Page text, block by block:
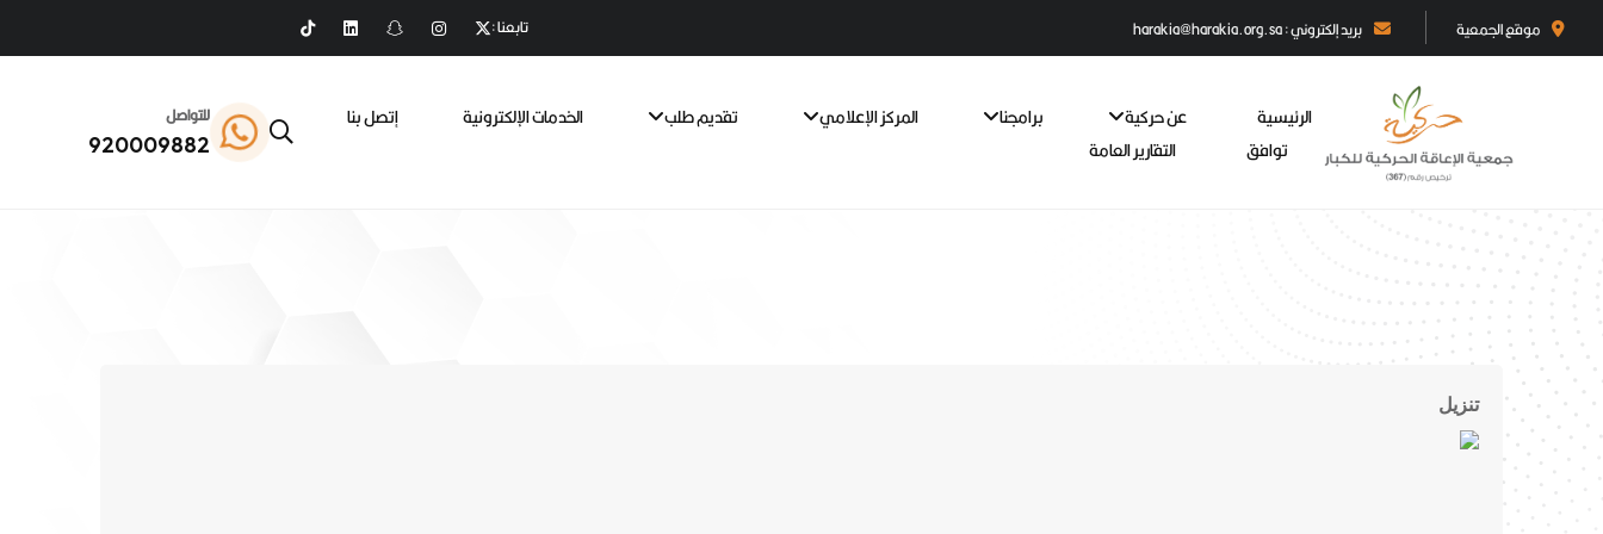
موقع الجمعية بريد إلكتروني : harakia@harakia.org.sa تابعنا :
الرئيسية عن حركية برامجنا المركز الإعلامي تقديم طلب الخدمات الإلكترونية
إتصل بنا
توافق
التقارير العامة
للتواصل
920009882
تنزيل